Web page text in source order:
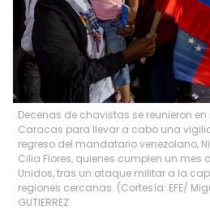
Decenas de chavistas se reunieron
Caracas para llevar a cabo una
regreso del mandatario venezolano,
Cilia Flores, quienes cumplen un mes
Unidos, tras un ataque militar a la
regiones cercanas. (Cortesía: EFE/
GUTIERREZ